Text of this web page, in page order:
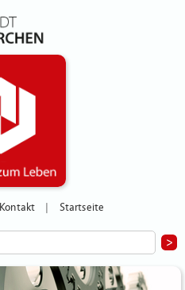
Kontakt Startseite